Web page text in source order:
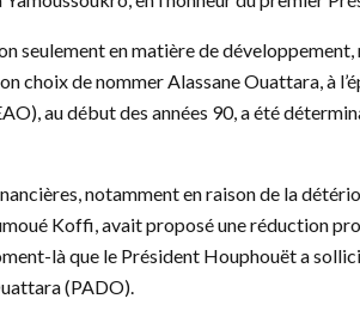
seulement en matière de développement,
choix de nommer Alassane Ouattara, à
au début des années 90, a été
notamment en raison de la
Koffi, avait proposé une réduction
là que le Président Houphouët a
(PADO).